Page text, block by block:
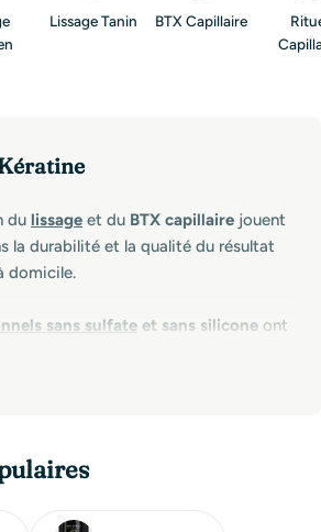
Lissage Tanin BTX Capillaire
du lissage et du BTX capillaire jouent
la durabilité et la qualité du résultat
domicile.
sans sulfate et sans silicone ont
la souplesse et la douceur
classiques, les formules sans